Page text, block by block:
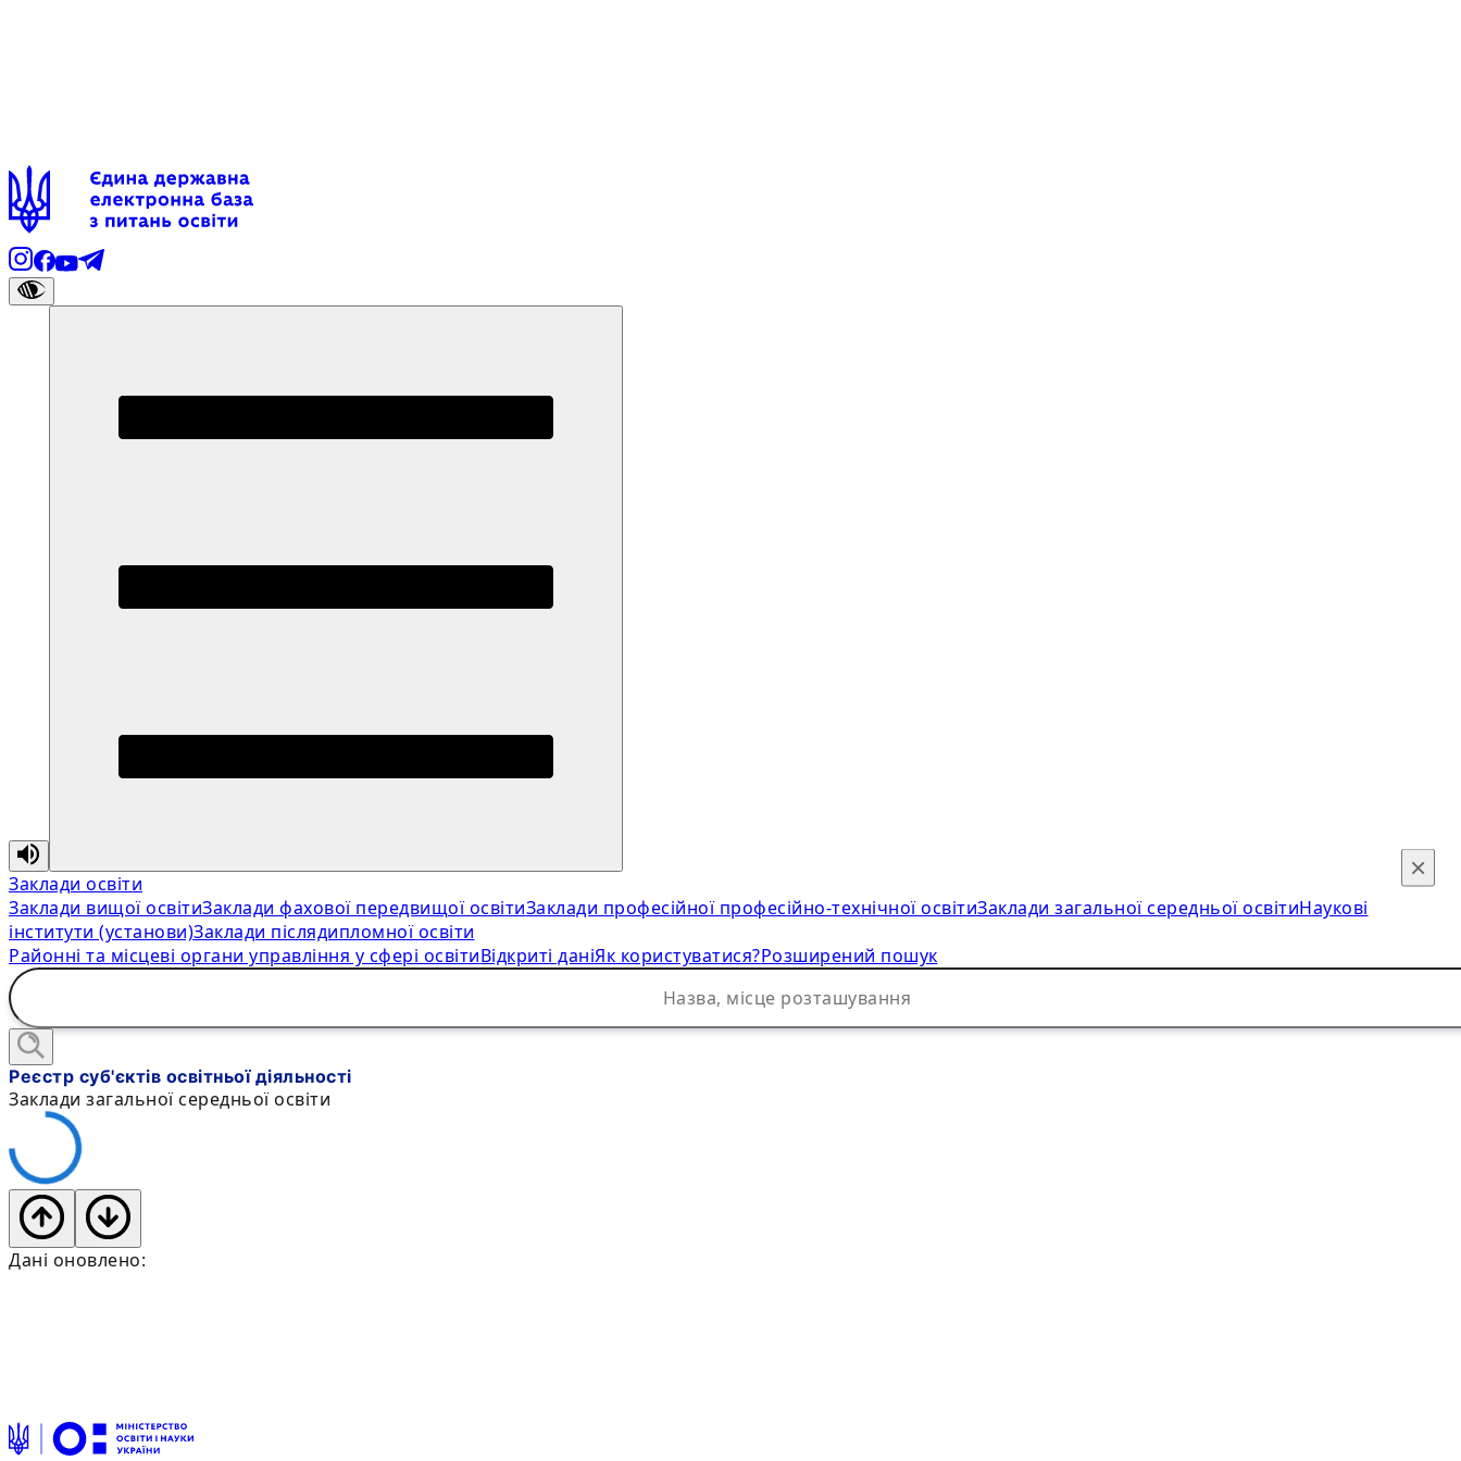
Заклади освіти
Заклади вищої освітиЗаклади фахової передвищої освітиЗаклади професійної професійно-технічної освітиЗаклади загальної середньої освітиНаукові
інститути (установи)Заклади післядипломної освіти
Районні та місцеві органи управління у сфері освітиВідкриті даніЯк користуватися?Розширений пошук
×
Реєстр суб'єктів освітньої діяльності
Заклади загальної середньої освіти
Дані оновлено: